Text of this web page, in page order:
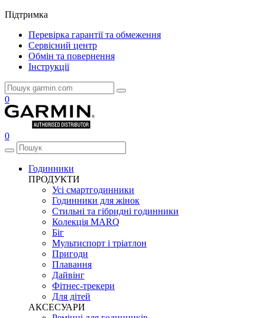
Підтримка
Перевірка гарантії та обмеження
Сервісний центр
Обмін та повернення
Інструкції
0
0
Годинники
ПРОДУКТИ
Усі смартгодинники
Годинники для жінок
Стильні та гібридні годинники
Колекція MARQ
Біг
Мультиспорт і тріатлон
Пригоди
Плавання
Дайвінг
Фітнес-трекери
Для дітей
АКСЕСУАРИ